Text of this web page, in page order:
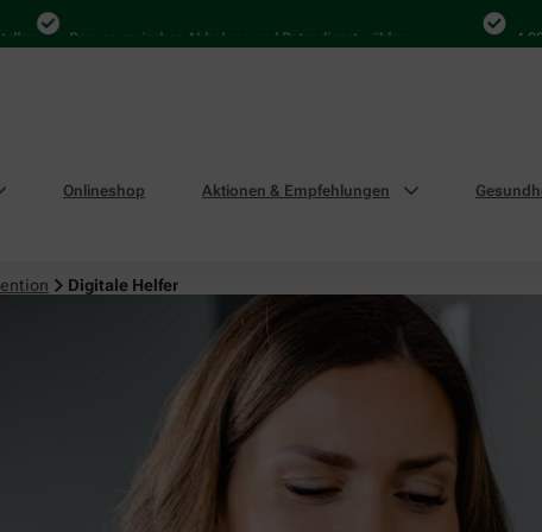
Bequem zwischen Abholung und Botendienst wählen 4.000
Onlineshop Aktionen & Empfehlungen
Digitale Helfer